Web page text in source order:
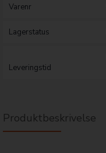
Varenr
Lagerstatus
Leveringstid
Produktbeskrivelse